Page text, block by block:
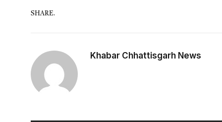
SHARE.
Khabar Chhattisgarh News